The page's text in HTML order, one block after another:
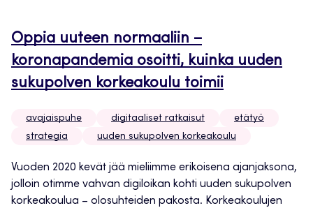
Oppia uuteen normaaliin –
koronapandemia osoitti, kuinka uuden
sukupolven korkeakoulu toimii
avajaispuhe digitaaliset ratkaisut
etätyö
strategia
uuden sukupolven korkeakoulu
Vuoden 2020 kevät jää mieliimme erikoisena ajanjaksona,
jolloin otimme vahvan digiloikan kohti uuden sukupolven
korkeakoulua – olosuhteiden pakosta. Korkeakoulujen